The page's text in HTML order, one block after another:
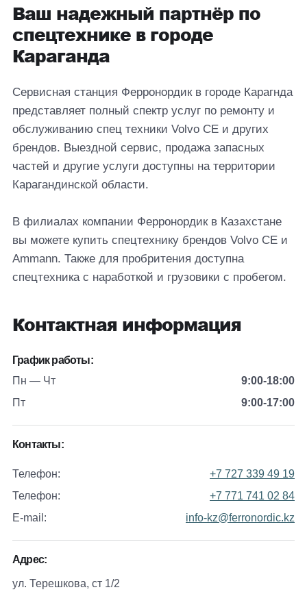
Ваш надежный партнёр по
спецтехнике в городе
Караганда
Сервисная станция Ферронордик в городе Карагнда
представляет полный спектр услуг по ремонту и
обслуживанию спец техники Volvo CE и других
брендов. Выездной сервис, продажа запасных
частей и другие услуги доступны на территории
Карагандинской области.
В филиалах компании Ферронордик в Казахстане
вы можете купить спецтехнику брендов Volvo CE и
Ammann. Также для пробритения доступна
спецтехника с наработкой и грузовики с пробегом.
Контактная информация
График работы:
Пн — Чт
9:00-18:00
Пт
9:00-17:00
Контакты:
Телефон:
+7 727 339 49 19
Телефон:
+7 771 741 02 84
E-mail:
info-kz@ferronordic.kz
Адрес:
ул. Терешкова, ст 1/2